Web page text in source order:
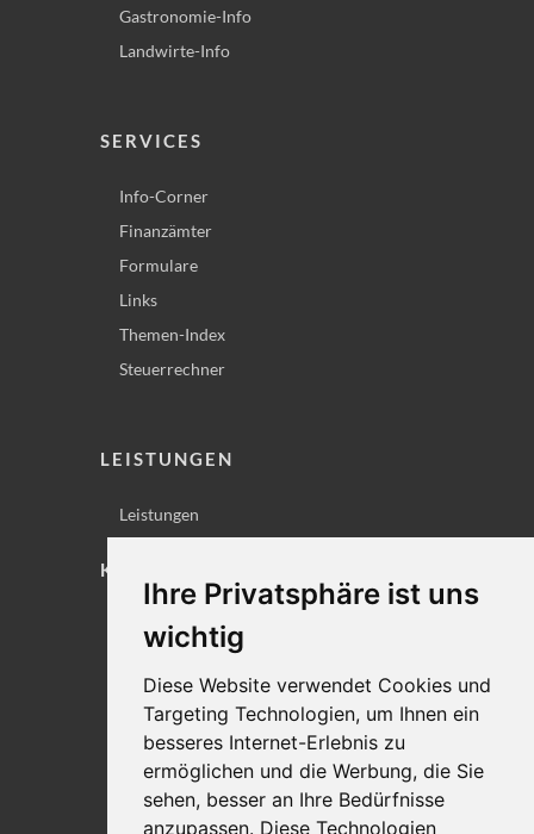
Ihre Privatsphäre ist uns
wichtig
Diese Website verwendet Cookies und
Targeting Technologien, um Ihnen ein
besseres Internet-Erlebnis zu
ermöglichen und die Werbung, die Sie
sehen, besser an Ihre Bedürfnisse
anzupassen. Diese Technologien
Gastronomie-Info
Landwirte-Info
SERVICES
Info-Corner
Finanzämter
Formulare
Links
Themen-Index
Steuerrechner
LEISTUNGEN
Leistungen
KONTAKT
Lageplan
Datenschutz
Cookie-Einstellungen